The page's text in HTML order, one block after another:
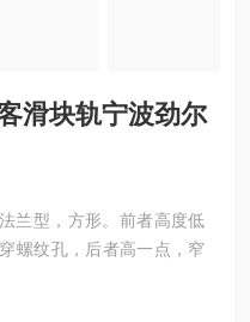
滑块轨宁波劲尔
兰型，方形。前者高度低
螺纹孔，后者高一点，窄